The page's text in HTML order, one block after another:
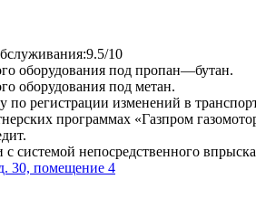
10
оборудования под пропан—бутан.
оборудования под метан.
по регистрации изменений в
программах «Газпром
системой непосредственного
30, помещение 4